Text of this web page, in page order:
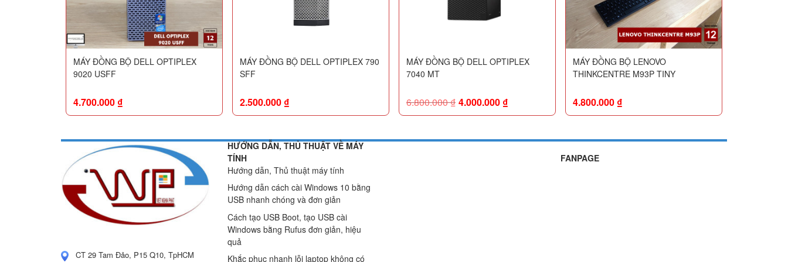
MÁY ĐỒNG BỘ DELL OPTIPLEX
9020 USFF
4.700.000 ₫
MÁY ĐỒNG BỘ DELL OPTIPLEX 790
SFF
2.500.000 ₫
MÁY ĐỒNG BỘ DELL OPTIPLEX
7040 MT
6.800.000₫ 4.000.000 ₫
MÁY ĐỒNG BỘ LENOVO
THINKCENTRE M93P TINY
4.800.000 ₫
CT 29 Tam Đảo, P15 Q10, TpHCM
HƯỚNG DẪN, THỦ THUẬT VỀ MÁY
TÍNH
Hướng dẫn, Thủ thuật máy tính
Hướng dẫn cách cài Windows 10 bằng
USB nhanh chóng và đơn giản
Cách tạo USB Boot, tạo USB cài
Windows bằng Rufus đơn giản, hiệu
quả
Khắc phục nhanh lỗi laptop không có
FANPAGE